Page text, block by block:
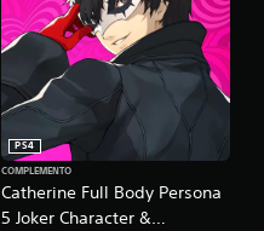
Catherine Full Body Persona
5 Joker Character &
PS4
COMPLEMENTO